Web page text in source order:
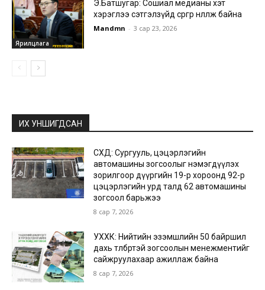
Ярилцлага
Э.Батшугар: Сошиал медианы хэт
хэрэглээ сэтгэлзүйд сөргөөр нөлөөлж байна
Mandmn - 3 сар 23, 2026
ИХ УНШИГДСАН
СХД: Сургууль, цэцэрлэгийн
автомашины зогсоолыг нэмэгдүүлэх
зорилгоор дүүргийн 19-р хороонд 92-р
цэцэрлэгийн урд талд 62 автомашины
зогсоол барьжээ
8 сар 7, 2026
УХХК: Нийтийн эзэмшлийн 50 байршил
дахь төлбөртэй зогсоолын менежментийг
сайжруулахаар ажиллаж байна
8 сар 7, 2026